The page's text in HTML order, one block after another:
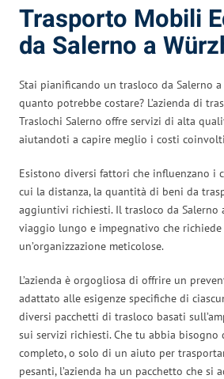
Trasporto Mobili
da Salerno a
Stai pianificando un trasloco da Salerno
quanto potrebbe costare? L’azienda di
Traslochi Salerno offre servizi di alta
aiutandoti a capire meglio i costi
Esistono diversi fattori che influenzano i
cui la distanza, la quantità di beni da
aggiuntivi richiesti. Il trasloco da Salerno
viaggio lungo e impegnativo che
un’organizzazione meticolose.
L’azienda è orgogliosa di offrire un
adattato alle esigenze specifiche di
diversi pacchetti di trasloco basati
sui servizi richiesti. Che tu abbia bisogno
completo, o solo di un aiuto per
pesanti, l’azienda ha un pacchetto che si